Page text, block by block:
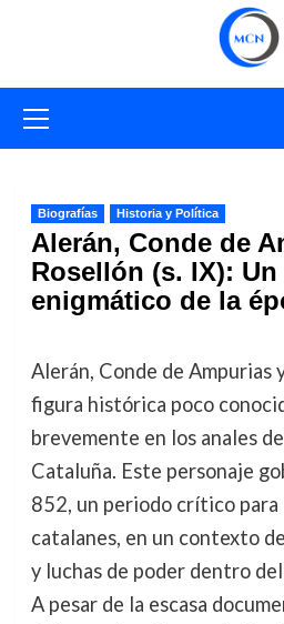
primario
Biografías Historia y Política
Alerán, Conde de
Rosellón (s. IX):
enigmático de la
Alerán, Conde de Ampurias
figura histórica poco
brevemente en los anales
Cataluña. Este personaje
852, un periodo crítico para
catalanes, en un contexto
y luchas de poder dentro
A pesar de la escasa